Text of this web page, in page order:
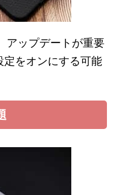
アップデートが重要
をオンにする可能